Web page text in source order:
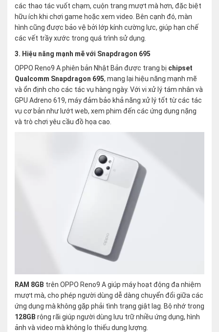
các thao tác vuốt chạm, cuộn trang mượt mà hơn, đặc biệt
hữu ích khi chơi game hoặc xem video. Bên cạnh đó, màn
hình cũng được bảo vệ bởi lớp kính cường lực, giúp hạn chế
các vết trầy xước trong quá trình sử dụng.
3. Hiệu năng mạnh mẽ với Snapdragon 695
OPPO Reno9 A phiên bản Nhật Bản được trang bị chipset
Qualcomm Snapdragon 695, mang lại hiệu năng mạnh mẽ
và ổn định cho các tác vụ hàng ngày. Với vi xử lý tám nhân và
GPU Adreno 619, máy đảm bảo khả năng xử lý tốt từ các tác
vụ cơ bản như lướt web, xem phim đến các ứng dụng nặng
và trò chơi yêu cầu đồ họa cao.
RAM 8GB trên OPPO Reno9 A giúp máy hoạt động đa nhiệm
mượt mà, cho phép người dùng dễ dàng chuyển đổi giữa các
ứng dụng mà không gặp phải tình trạng giật lag. Bộ nhớ trong
128GB rộng rãi giúp người dùng lưu trữ nhiều ứng dụng, hình
ảnh và video mà không lo thiếu dung lượng.